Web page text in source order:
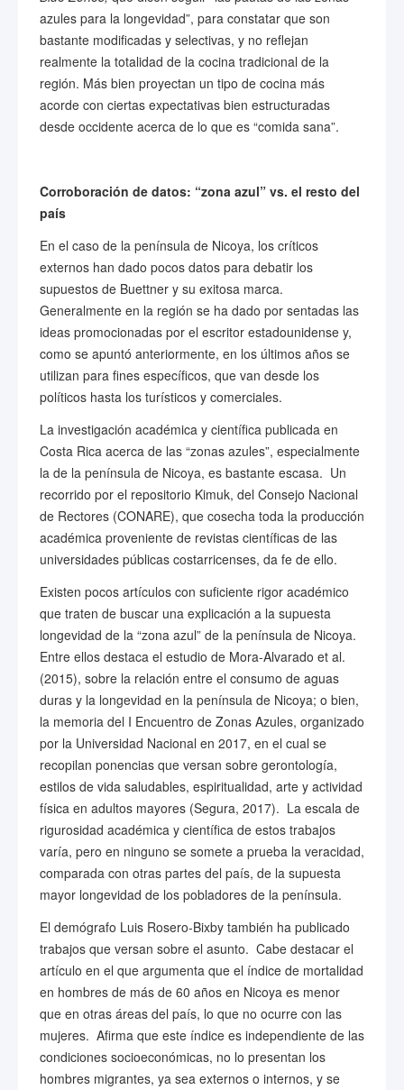
azules para la longevidad”, para constatar que son
bastante modificadas y selectivas, y no reflejan
realmente la totalidad de la cocina tradicional de la
región. Más bien proyectan un tipo de cocina más
acorde con ciertas expectativas bien estructuradas
desde occidente acerca de lo que es “comida sana”.
Corroboración de datos: “zona azul” vs. el resto del
país
En el caso de la península de Nicoya, los críticos
externos han dado pocos datos para debatir los
supuestos de Buettner y su exitosa marca.
Generalmente en la región se ha dado por sentadas las
ideas promocionadas por el escritor estadounidense y,
como se apuntó anteriormente, en los últimos años se
utilizan para fines específicos, que van desde los
políticos hasta los turísticos y comerciales.
La investigación académica y científica publicada en
Costa Rica acerca de las “zonas azules”, especialmente
la de la península de Nicoya, es bastante escasa. Un
recorrido por el repositorio Kimuk, del Consejo Nacional
de Rectores (CONARE), que cosecha toda la producción
académica proveniente de revistas científicas de las
universidades públicas costarricenses, da fe de ello.
Existen pocos artículos con suficiente rigor académico
que traten de buscar una explicación a la supuesta
longevidad de la “zona azul” de la península de Nicoya.
Entre ellos destaca el estudio de Mora-Alvarado et al.
(2015), sobre la relación entre el consumo de aguas
duras y la longevidad en la península de Nicoya; o bien,
la memoria del I Encuentro de Zonas Azules, organizado
por la Universidad Nacional en 2017, en el cual se
recopilan ponencias que versan sobre gerontología,
estilos de vida saludables, espiritualidad, arte y actividad
física en adultos mayores (Segura, 2017). La escala de
rigurosidad académica y científica de estos trabajos
varía, pero en ninguno se somete a prueba la veracidad,
comparada con otras partes del país, de la supuesta
mayor longevidad de los pobladores de la península.
El demógrafo Luis Rosero-Bixby también ha publicado
trabajos que versan sobre el asunto. Cabe destacar el
artículo en el que argumenta que el índice de mortalidad
en hombres de más de 60 años en Nicoya es menor
que en otras áreas del país, lo que no ocurre con las
mujeres. Afirma que este índice es independiente de las
condiciones socioeconómicas, no lo presentan los
hombres migrantes, ya sea externos o internos, y se